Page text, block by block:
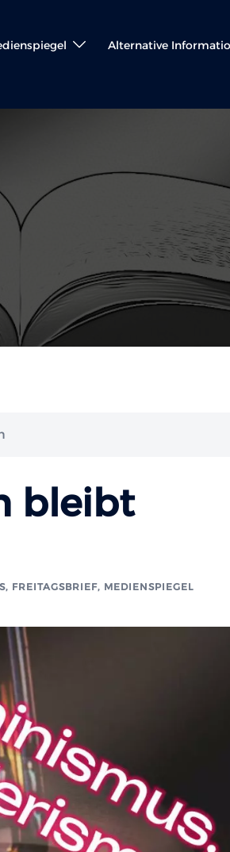
Alternative
bleibt
, FREITAGSBRIEF, MEDIENSPIEGEL